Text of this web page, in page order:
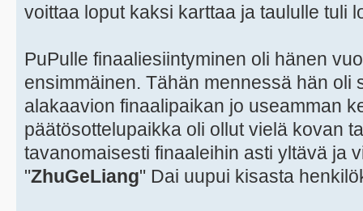
voittaa loput kaksi karttaa ja taululle tuli
PuPulle finaaliesiintyminen oli hänen
ensimmäinen. Tähän mennessä hän oli
alakaavion finaalipaikan jo useamman
päätösottelupaikka oli ollut vielä kovan
tavanomaisesti finaaleihin asti yltävä ja
"ZhuGeLiang" Dai uupui kisasta